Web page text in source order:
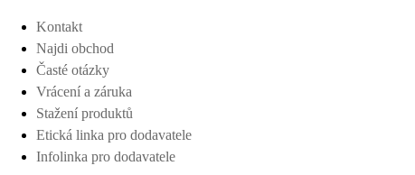
Kontakt
Najdi obchod
Časté otázky
Vrácení a záruka
Stažení produktů
Etická linka pro dodavatele
Infolinka pro dodavatele